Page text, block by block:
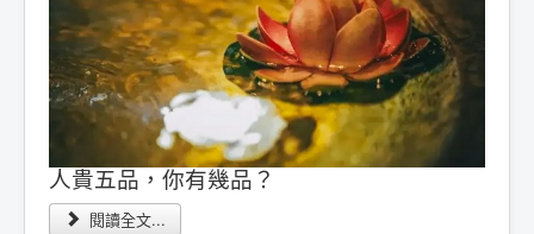
人貴五品，你有幾品？
閱讀全文...